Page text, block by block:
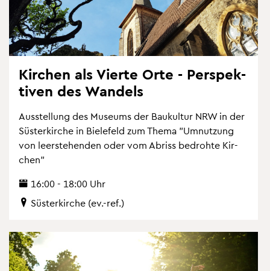
Kir­chen als Vier­te Orte - Per­spek­
ti­ven des Wan­dels
Aus­stel­lung des Mu­se­ums der Bau­kul­tur NRW in der
Süs­ter­kir­che in Bie­le­feld zum Thema "Um­nut­zung
von leer­ste­hen­den oder vom Ab­riss be­droh­te Kir­
chen"
16:00 - 18:00 Uhr
Süs­ter­kir­che (ev.-ref.)